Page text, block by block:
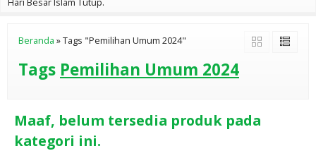
Hari Besar Islam Tutup.
Beranda »Tags "Pemilihan Umum 2024"
Tags Pemilihan Umum 2024
Maaf, belum tersedia produk pada
kategori ini.